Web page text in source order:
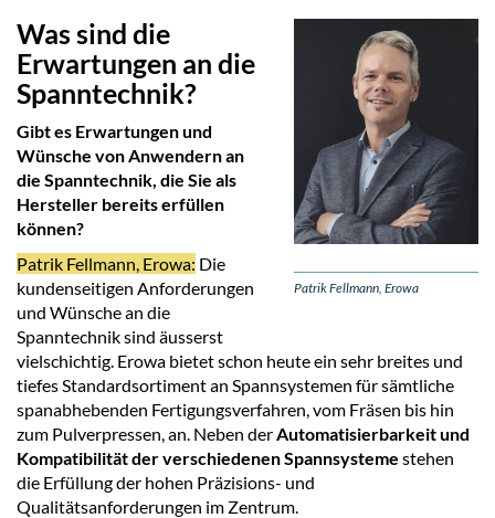
Patrik Fellmann, Erowa
Was sind die
Erwartungen an die
Spanntechnik?
Gibt es Erwartungen und
Wünsche von Anwendern an
die Spanntechnik, die Sie als
Hersteller bereits erfüllen
können?
Patrik Fellmann, Erowa: Die
kundenseitigen Anforderungen
und Wünsche an die
Spanntechnik sind äusserst
vielschichtig. Erowa bietet schon heute ein sehr breites und
tiefes Standardsortiment an Spannsystemen für sämtliche
spanabhebenden Fertigungsverfahren, vom Fräsen bis hin
zum Pulverpressen, an. Neben derAutomatisierbarkeit und
Kompatibilität der verschiedenen Spannsysteme stehen
die Erfüllung der hohen Präzisions- und
Qualitätsanforderungen im Zentrum.